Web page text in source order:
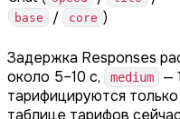
base / core )
Задержка Responses
около 5–10 с,
medium —
тарифицируются
таблице тарифов